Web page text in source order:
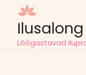
Lõõgastavad